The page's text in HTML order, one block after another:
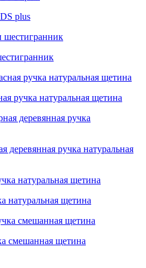
plus
ручка натуральная щетина
деревянная ручка натуральная
натуральная щетина
смешанная щетина